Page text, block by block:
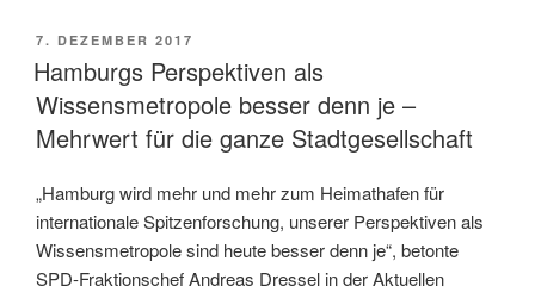
VERÖFFENTLICHT
AM
7. DEZEMBER 2017
Hamburgs Perspektiven als
Wissensmetropole besser denn je –
Mehrwert für die ganze Stadtgesellschaft
„Hamburg wird mehr und mehr zum Heimathafen für
internationale Spitzenforschung, unserer Perspektiven als
Wissensmetropole sind heute besser denn je“, betonte
SPD-Fraktionschef Andreas Dressel in der Aktuellen